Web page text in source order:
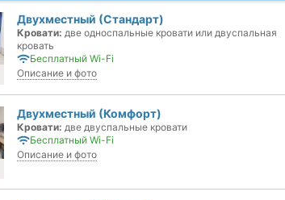
Двухместный (Стандарт)
Кровати: две односпальные кровати или двуспальная
кровать
Бесплатный Wi-Fi
Описание и фото
Двухместный (Комфорт)
Кровати: две двуспальные кровати
Бесплатный Wi-Fi
Описание и фото